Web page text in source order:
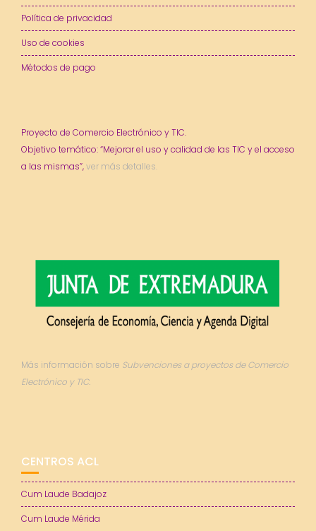
Política de privacidad
Uso de cookies
Métodos de pago
Proyecto de Comercio Electrónico y TIC.
Objetivo temático: “Mejorar el uso y calidad de las TIC y el acceso
a las mismas”,ver más detalles.
Más información sobre Subvenciones a proyectos de Comercio
Electrónico y TIC.
CENTROS ACL
Cum Laude Badajoz
Cum Laude Mérida